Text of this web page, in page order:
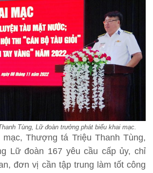
Tùng, Lữ đoàn trưởng phát biểu khai mạc.
mạc, Thượng tá Triệu Thanh Tùng,
Lữ đoàn 167 yêu cầu cấp ủy, chỉ
đơn vị cần tập trung làm tốt công